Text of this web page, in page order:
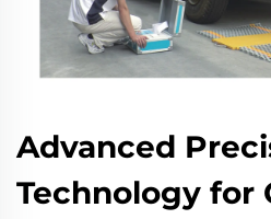
Advanced
Technology for